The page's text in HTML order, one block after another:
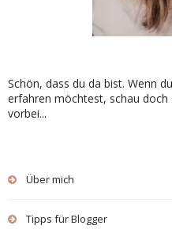
Schön, dass du da bist. Wenn
erfahren möchtest, schau
vorbei...
Über mich
Tipps für Blogger